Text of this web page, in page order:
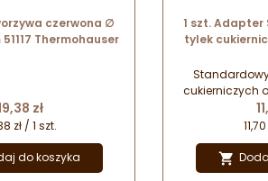
czerwona ∅
51117 Thermohauser
zł
zł / 1 szt.
do koszyka
1 szt. Adapter
tylek
cukierniczych
milimetrów.
końcówek w
na łatwe
